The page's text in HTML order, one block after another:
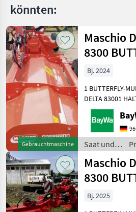
könnten:
Gebrauchtmaschine
Maschio
8300
Bj. 2024
1 BUTTERFLY-
DELTA 83001
RÄDER FÜR
RÄDER FÜR
WALTERSCHEID-
GELENKWELLE
Maschine steht
Standort Döbeln!
Pf
Saat und
Pflege /
Maschio
Maschio
8300
Bj. 2025